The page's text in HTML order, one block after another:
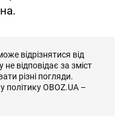
відрізнятися від
відповідає за зміст
різні погляди.
політику OBOZ.UA –